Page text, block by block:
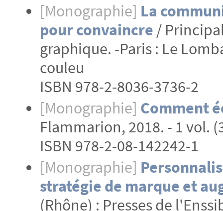
[Monographie] La
pour convaincre /
graphique. -Paris : Le
couleu
ISBN 978-2-8036-3736-2
[Monographie] Comment
Flammarion, 2018. - 1 vol.
ISBN 978-2-08-142242-1
[Monographie]
stratégie de marque et
(Rhône) : Presses de